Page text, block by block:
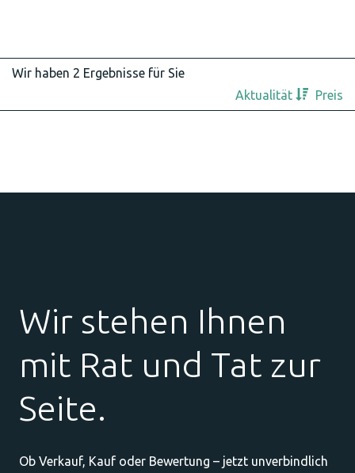
Wir haben 2 Ergebnisse für Sie
Aktualität
Preis
Wir stehen Ihnen
mit Rat und Tat zur
Seite.
Ob Verkauf, Kauf oder Bewertung – jetzt unverbindlich